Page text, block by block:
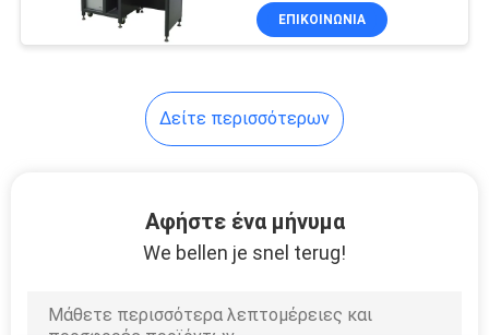
Γραμμικές
ΕΠΙΚΟΙΝΩΝΙΑ
Δείτε περισσότερων
Αφήστε ένα μήνυμα
We bellen je snel terug!